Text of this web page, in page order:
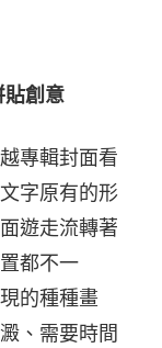
貼創意
專輯封面看
字原有的形
遊走流轉著
都不一
的種種畫
、需要時間